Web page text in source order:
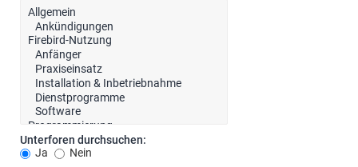
Unterforen durchsuchen:
Ja
Nein